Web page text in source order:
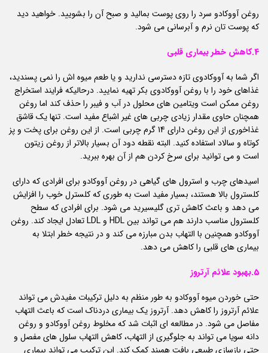
روغن آووکادو سرد را روی پوست بمالید و صبح آن را بشویید. خواهید دید
که پوست تان نرم و آبرسانی می شود.
4.کاهش خطر بیماری قلبی
اگر شما به آووکادوی تازه دسترسی ندارید و یا طعم میوه اش را نمی پسندید،
غذاهای خود را با روغن آووکادوی بکر تهیه نمایید. درحالیکه فرایند استخراج
روغن ممکن است ویتامین های محلول در آب و فیبر را حذف کند اما روغن
همچنان حاوی مقدار زیادی چربی های غیر اشباع مفید است. تنها یک قاشق
غذاخوری از این روغن دارای 14 گرم چربی است. از این روغن برای پخت و پز
کوتاه و سالاد استفاده کنید. البته نقطه دود آن بسیار بالاتر از روغن زیتون
است و می توانید برای سرخ کردن هم از آن بهره ببرید.
اسیدهای چرب و استرول های گیاهی در روغن آووکادو برای افرادی که دارای
کلسترول بالا هستند، بسیار مفید است به طوری که کلسترل خوب را افزایش
می دهد و باعث کاهش تری گلیسیرید می شود. برای افرادی که سطح
کلسترول مناسب دارند هم می تواند بین HDL و LDL تعادل ایجاد کند. روغن
آووکادو همچنین با التهاب بدن مبارزه می کند و در نتیجه خطر ابتلا به
بیماری های قلبی را کاهش می دهد.
5.بهبود علائم آرتروز
حتی خوردن میوه آووکادو به طور منظم به دلیل ترکیبات مفیدش می تواند
علائم آرتروز را کاهش دهد. آرتروز یک بیماری دردناک است که باعث التهاب
مفاصل می شود. در مطالعه ای اثبات شد که مخلوط روغن آووکادو و روغن
دانه سویا می تواند به جلوگیری از التهاب، کاهش التهاب سلول های مفصل و
حتی بازسازی طبیعی بافت همبند کمک کند. این ترکیب می تواند بیماری